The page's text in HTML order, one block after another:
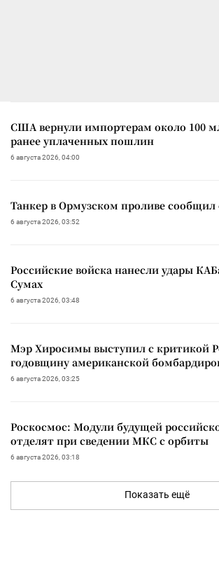
США вернули импортерам около 100
ранее уплаченных пошлин
6 августа 2026, 04:00
Танкер в Ормузском проливе сообщил
6 августа 2026, 03:52
Российские войска нанесли удары
Сумах
6 августа 2026, 03:48
Мэр Хиросимы выступил с критикой
годовщину американской
6 августа 2026, 03:25
Роскосмос: Модули будущей
отделят при сведении МКС с орбиты
6 августа 2026, 03:18
Показать ещё